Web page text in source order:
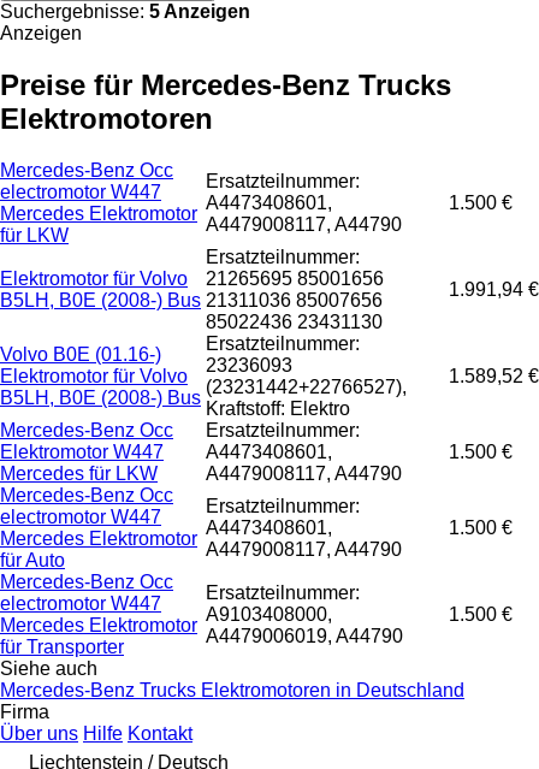
Suchergebnisse: 5 Anzeigen
Anzeigen
Preise für Mercedes-Benz Trucks
Elektromotoren
Mercedes-Benz Occ
electromotor W447
Mercedes Elektromotor
für LKW
Ersatzteilnummer:
A4473408601,
A4479008117, A44790
1.500 €
Elektromotor für Volvo
B5LH, B0E (2008-) Bus
Ersatzteilnummer:
21265695 85001656
21311036 85007656
85022436 23431130
1.991,94 €
Volvo B0E (01.16-)
Elektromotor für Volvo
B5LH, B0E (2008-) Bus
Ersatzteilnummer:
23236093
(23231442+22766527),
Kraftstoff: Elektro
1.589,52 €
Mercedes-Benz Occ
Elektromotor W447
Mercedes für LKW
Ersatzteilnummer:
A4473408601,
A4479008117, A44790
1.500 €
Mercedes-Benz Occ
electromotor W447
Mercedes Elektromotor
für Auto
Ersatzteilnummer:
A4473408601,
A4479008117, A44790
1.500 €
Mercedes-Benz Occ
electromotor W447
Mercedes Elektromotor
für Transporter
Ersatzteilnummer:
A9103408000,
A4479006019, A44790
1.500 €
Siehe auch
Mercedes-Benz Trucks Elektromotoren in Deutschland
Firma
Über uns Hilfe Kontakt
Liechtenstein / Deutsch